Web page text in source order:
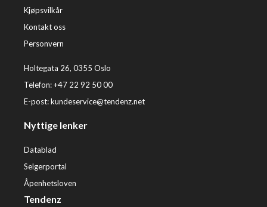
Kjøpsvilkår
Kontakt oss
Personvern
Holtegata 26, 0355 Oslo
Telefon: +47 22 92 50 00
E-post:kundeservice@tendenz.net
Nyttige lenker
Datablad
Selgerportal
Åpenhetsloven
Tendenz